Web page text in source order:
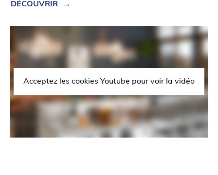
DÉCOUVRIR
Acceptez les cookies Youtube pour voir la vidéo